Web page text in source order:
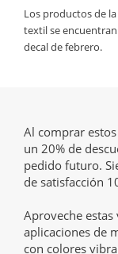
Los productos de
textil se
decal de febrero.
Al comprar
un 20% de
pedido futuro.
de satisfacción
Aproveche
aplicaciones de
con colores